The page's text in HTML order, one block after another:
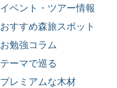
イベント・ツアー情報
おすすめ森旅スポット
お勉強コラム
テーマで巡る
プレミアムな木材